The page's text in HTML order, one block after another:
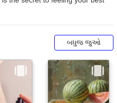
બધુજ જુઓ